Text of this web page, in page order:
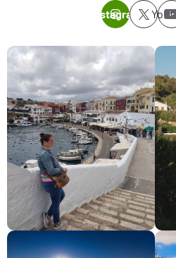
Instagram